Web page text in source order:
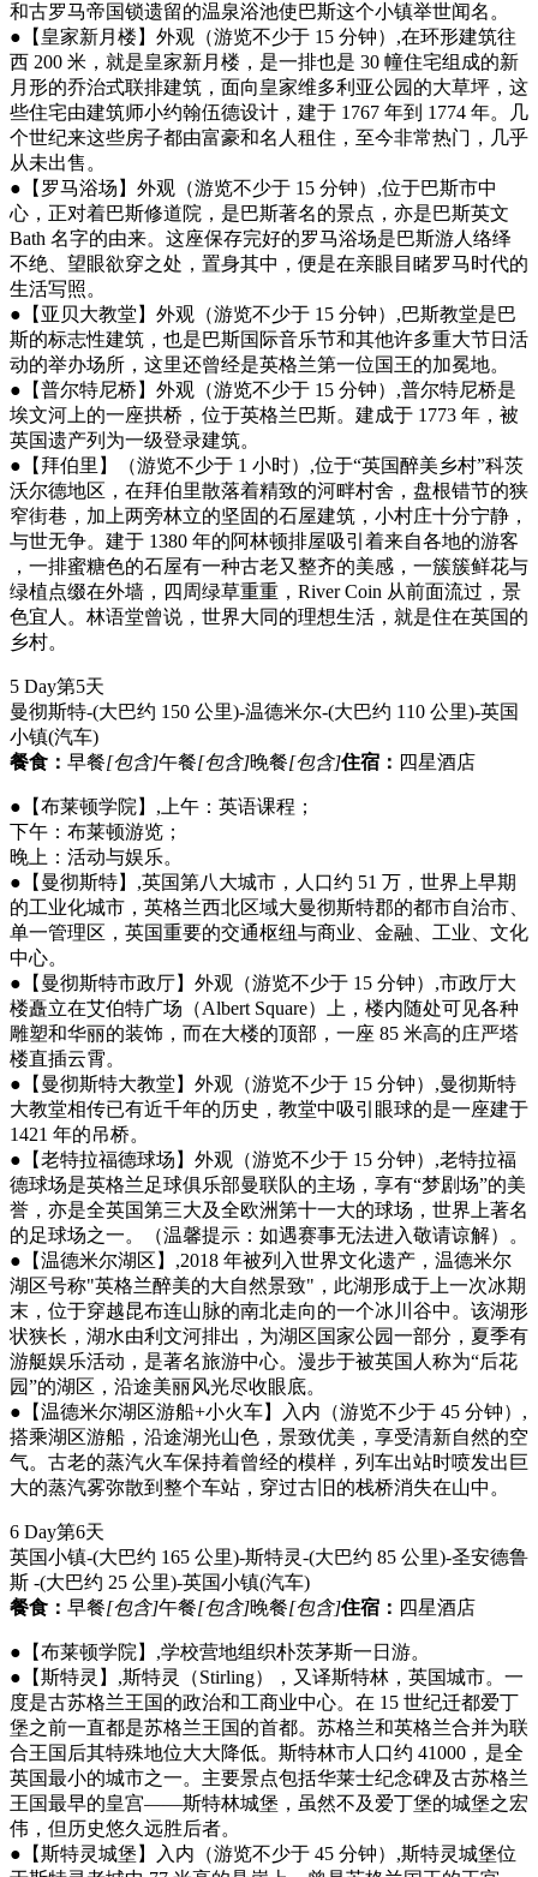
和古罗马帝国锁遗留的温泉浴池使巴斯这个小镇举世闻名。
●【皇家新月楼】外观（游览不少于 15 分钟）,在环形建筑往
西 200 米，就是皇家新月楼，是一排也是 30 幢住宅组成的新
月形的乔治式联排建筑，面向皇家维多利亚公园的大草坪，这
些住宅由建筑师小约翰伍德设计，建于 1767 年到 1774 年。几
个世纪来这些房子都由富豪和名人租住，至今非常热门，几乎
从未出售。
●【罗马浴场】外观（游览不少于 15 分钟）,位于巴斯市中
心，正对着巴斯修道院，是巴斯著名的景点，亦是巴斯英文
Bath 名字的由来。这座保存完好的罗马浴场是巴斯游人络绎
不绝、望眼欲穿之处，置身其中，便是在亲眼目睹罗马时代的
生活写照。
●【亚贝大教堂】外观（游览不少于 15 分钟）,巴斯教堂是巴
斯的标志性建筑，也是巴斯国际音乐节和其他许多重大节日活
动的举办场所，这里还曾经是英格兰第一位国王的加冕地。
●【普尔特尼桥】外观（游览不少于 15 分钟）,普尔特尼桥是
埃文河上的一座拱桥，位于英格兰巴斯。建成于 1773 年，被
英国遗产列为一级登录建筑。
●【拜伯里】（游览不少于 1 小时）,位于“英国醉美乡村”科茨
沃尔德地区，在拜伯里散落着精致的河畔村舍，盘根错节的狭
窄街巷，加上两旁林立的坚固的石屋建筑，小村庄十分宁静，
与世无争。建于 1380 年的阿林顿排屋吸引着来自各地的游客
，一排蜜糖色的石屋有一种古老又整齐的美感，一簇簇鲜花与
绿植点缀在外墙，四周绿草重重，River Coin 从前面流过，景
色宜人。林语堂曾说，世界大同的理想生活，就是住在英国的
乡村。
5 Day第5天
曼彻斯特-(大巴约 150 公里)-温德米尔-(大巴约 110 公里)-英国
小镇(汽车)
餐食： 早餐[包含]午餐[包含]晚餐[包含]住宿： 四星酒店
●【布莱顿学院】,上午：英语课程；
下午：布莱顿游览；
晚上：活动与娱乐。
●【曼彻斯特】,英国第八大城市，人口约 51 万，世界上早期
的工业化城市，英格兰西北区域大曼彻斯特郡的都市自治市、
单一管理区，英国重要的交通枢纽与商业、金融、工业、文化
中心。
●【曼彻斯特市政厅】外观（游览不少于 15 分钟）,市政厅大
楼矗立在艾伯特广场（Albert Square）上，楼内随处可见各种
雕塑和华丽的装饰，而在大楼的顶部，一座 85 米高的庄严塔
楼直插云霄。
●【曼彻斯特大教堂】外观（游览不少于 15 分钟）,曼彻斯特
大教堂相传已有近千年的历史，教堂中吸引眼球的是一座建于
1421 年的吊桥。
●【老特拉福德球场】外观（游览不少于 15 分钟）,老特拉福
德球场是英格兰足球俱乐部曼联队的主场，享有“梦剧场”的美
誉，亦是全英国第三大及全欧洲第十一大的球场，世界上著名
的足球场之一。（温馨提示：如遇赛事无法进入敬请谅解）。
●【温德米尔湖区】,2018 年被列入世界文化遗产，温德米尔
湖区号称"英格兰醉美的大自然景致"，此湖形成于上一次冰期
末，位于穿越昆布连山脉的南北走向的一个冰川谷中。该湖形
状狭长，湖水由利文河排出，为湖区国家公园一部分，夏季有
游艇娱乐活动，是著名旅游中心。漫步于被英国人称为“后花
园”的湖区，沿途美丽风光尽收眼底。
●【温德米尔湖区游船+小火车】入内（游览不少于 45 分钟）,
搭乘湖区游船，沿途湖光山色，景致优美，享受清新自然的空
气。古老的蒸汽火车保持着曾经的模样，列车出站时喷发出巨
大的蒸汽雾弥散到整个车站，穿过古旧的栈桥消失在山中。
6 Day第6天
英国小镇-(大巴约 165 公里)-斯特灵-(大巴约 85 公里)-圣安德鲁
斯 -(大巴约 25 公里)-英国小镇(汽车)
餐食： 早餐[包含]午餐[包含]晚餐[包含]住宿： 四星酒店
●【布莱顿学院】,学校营地组织朴茨茅斯一日游。
●【斯特灵】,斯特灵（Stirling），又译斯特林，英国城市。一
度是古苏格兰王国的政治和工商业中心。在 15 世纪迁都爱丁
堡之前一直都是苏格兰王国的首都。苏格兰和英格兰合并为联
合王国后其特殊地位大大降低。斯特林市人口约 41000，是全
英国最小的城市之一。主要景点包括华莱士纪念碑及古苏格兰
王国最早的皇宫——斯特林城堡，虽然不及爱丁堡的城堡之宏
伟，但历史悠久远胜后者。
●【斯特灵城堡】入内（游览不少于 45 分钟）,斯特灵城堡位